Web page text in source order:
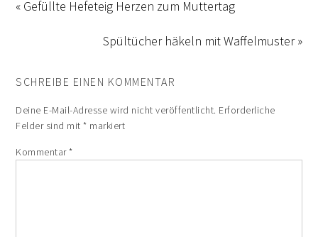
« Gefüllte Hefeteig Herzen zum Muttertag
Spültücher häkeln mit Waffelmuster »
SCHREIBE EINEN KOMMENTAR
Deine E-Mail-Adresse wird nicht veröffentlicht. Erforderliche
Felder sind mit* markiert
Kommentar*